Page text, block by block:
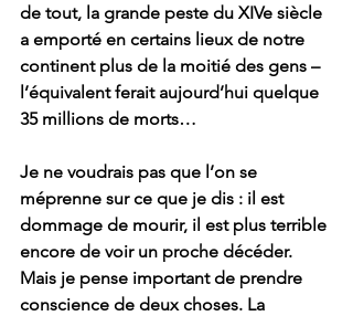
de tout, la grande peste du XIVe siècle
a emporté en certains lieux de notre
continent plus de la moitié des gens –
l’équivalent ferait aujourd’hui quelque
35 millions de morts…
Je ne voudrais pas que l’on se
méprenne sur ce que je dis : il est
dommage de mourir, il est plus terrible
encore de voir un proche décéder.
Mais je pense important de prendre
conscience de deux choses. La